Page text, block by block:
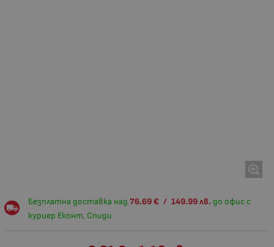
Безплатна доставка над 76.69 € / 149.99 лв. до офис с
куриер Еконт, Спиди